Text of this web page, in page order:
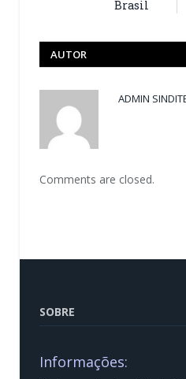
Brasil
AUTOR
ADMIN
Comments are closed.
SOBRE
Informações: